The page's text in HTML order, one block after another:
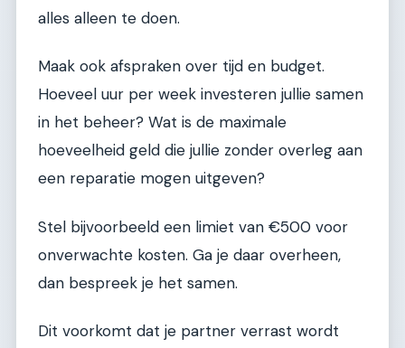
alles alleen te doen.
Maak ook afspraken over tijd en budget.
Hoeveel uur per week investeren jullie samen
in het beheer? Wat is de maximale
hoeveelheid geld die jullie zonder overleg aan
een reparatie mogen uitgeven?
Stel bijvoorbeeld een limiet van €500 voor
onverwachte kosten. Ga je daar overheen,
dan bespreek je het samen.
Dit voorkomt dat je partner verrast wordt